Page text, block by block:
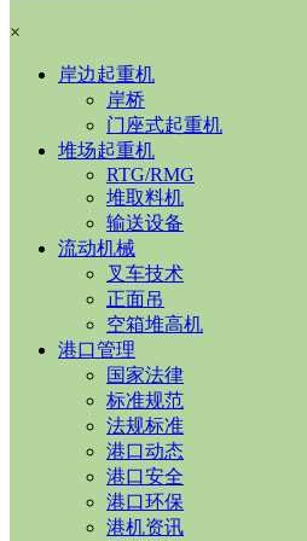
×
岸边起重机
岸桥
门座式起重机
堆场起重机
RTG/RMG
堆取料机
输送设备
流动机械
叉车技术
正面吊
空箱堆高机
港口管理
国家法律
标准规范
法规标准
港口动态
港口安全
港口环保
港机资讯